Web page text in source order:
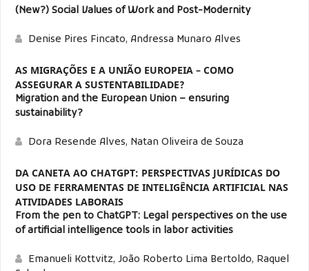
(New?) Social Values of Work and Post-Modernity
Denise Pires Fincato, Andressa Munaro Alves
AS MIGRAÇÕES E A UNIÃO EUROPEIA – COMO
ASSEGURAR A SUSTENTABILIDADE?
Migration and the European Union – ensuring
sustainability?
Dora Resende Alves, Natan Oliveira de Souza
DA CANETA AO CHATGPT: PERSPECTIVAS JURÍDICAS DO
USO DE FERRAMENTAS DE INTELIGÊNCIA ARTIFICIAL NAS
ATIVIDADES LABORAIS
From the pen to ChatGPT: Legal perspectives on the use
of artificial intelligence tools in labor activities
Emanueli Kottvitz, João Roberto Lima Bertoldo, Raquel